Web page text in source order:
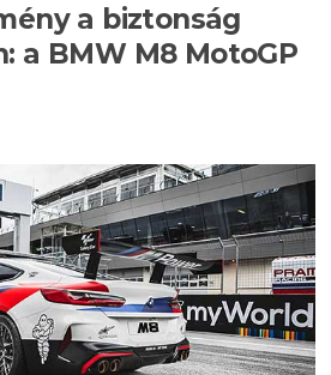
a biztonság
a BMW M8 MotoGP